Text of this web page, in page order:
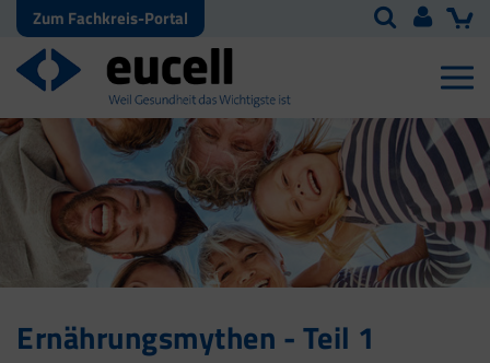
Zum Fachkreis-Portal
Ernährungsmythen - Teil 1